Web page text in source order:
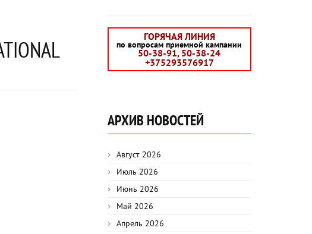
ГОРЯЧАЯ ЛИНИЯ
по вопросам приемной кампании
50-38-91, 50-38-24
+375293576917
АРХИВ НОВОСТЕЙ
Август 2026
Июль 2026
Июнь 2026
Май 2026
Апрель 2026